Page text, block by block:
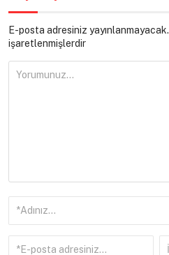
E-posta adresiniz yayınlanmayacak.
işaretlenmişlerdir